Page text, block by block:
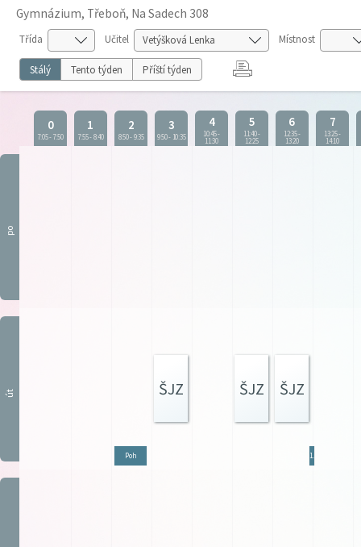
Gymnázium, Třeboň, Na Sadech 308
Třída Učitel Místnost
Stálý Tento týden Příští týden
0
7:05-7:50
1
7:55-8:40
2
8:50-9:35
3
9:50- 10:35
4
10:45-
11:30
5
11:40-
12:25
6
12:35-
13:20
7
13:25-
14:10
po
út ŠJZ ŠJZ ŠJZ
1.p
Poh